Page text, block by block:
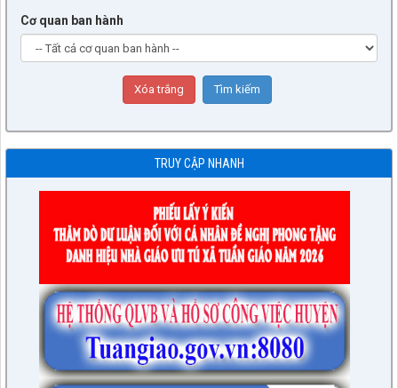
Cơ quan ban hành
TRUY CẬP NHANH